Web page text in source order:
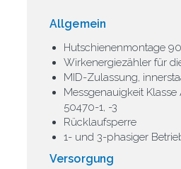
Allgemein
Hutschienenmontage
Wirkenergiezähler für
MID-Zulassung,
Messgenauigkeit Klasse
50470-1, -3
Rücklaufsperre
1- und 3-phasiger
Versorgung